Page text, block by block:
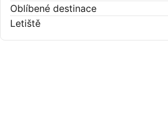
Oblíbené destinace
Letiště